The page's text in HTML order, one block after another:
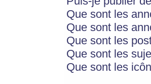
Que sont les
Que sont les
Que sont les
Que sont les
Que sont les